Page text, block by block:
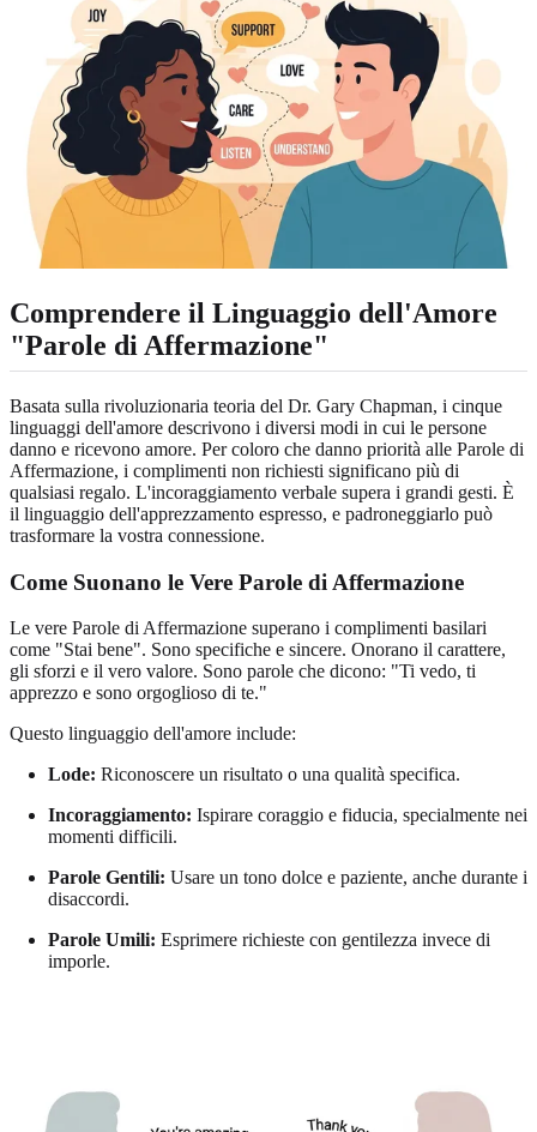
Comprendere il Linguaggio dell'Amore
"Parole di Affermazione"
Basata sulla rivoluzionaria teoria del Dr. Gary Chapman, i cinque
linguaggi dell'amore descrivono i diversi modi in cui le persone
danno e ricevono amore. Per coloro che danno priorità alle Parole di
Affermazione, i complimenti non richiesti significano più di
qualsiasi regalo. L'incoraggiamento verbale supera i grandi gesti. È
il linguaggio dell'apprezzamento espresso, e padroneggiarlo può
trasformare la vostra connessione.
Come Suonano le Vere Parole di Affermazione
Le vere Parole di Affermazione superano i complimenti basilari
come "Stai bene". Sono specifiche e sincere. Onorano il carattere,
gli sforzi e il vero valore. Sono parole che dicono: "Ti vedo, ti
apprezzo e sono orgoglioso di te."
Questo linguaggio dell'amore include:
Lode: Riconoscere un risultato o una qualità specifica.
Incoraggiamento: Ispirare coraggio e fiducia, specialmente nei
momenti difficili.
Parole Gentili: Usare un tono dolce e paziente, anche durante i
disaccordi.
Parole Umili: Esprimere richieste con gentilezza invece di
imporle.